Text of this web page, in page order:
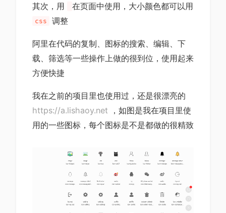
其次，用 在页面中使用，大小颜色都可以用
css 调整
阿里在代码的复制、图标的搜索、编辑、下
载、筛选等一些操作上做的很到位，使用起来
方便快捷
我在之前的项目里也使用过，还是很漂亮的
https://a.lishaoy.net ，如图是我在项目里使
用的一些图标，每个图标是不是都做的很精致